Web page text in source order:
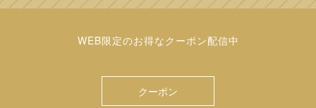
WEB限定のお得なクーポン配信中
クーポン